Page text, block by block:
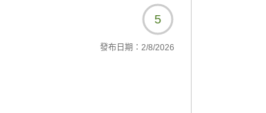
5
發布日期： 2/8/2026